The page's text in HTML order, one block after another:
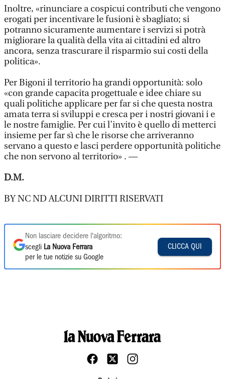
Inoltre, «rinunciare a cospicui contributi che vengono
erogati per incentivare le fusioni è sbagliato; si
potranno sicuramente aumentare i servizi si potrà
migliorare la qualità della vita ai cittadini ed altro
ancora, senza trascurare il risparmio sui costi della
politica».
Per Bigoni il territorio ha grandi opportunità: solo
«con grande capacita progettuale e idee chiare su
quali politiche applicare per far si che questa nostra
amata terra si sviluppi e cresca per i nostri giovani i e
le nostre famiglie. Per cui l’invito è quello di metterci
insieme per far sì che le risorse che arriveranno
servano a questo e lasci perdere opportunità politiche
che non servono al territorio» . —
D.M.
BY NC ND ALCUNI DIRITTI RISERVATI
Non lasciare decidere l'algoritmo:
scegli La Nuova Ferrara
per le tue notizie su Google
CLICCA QUI